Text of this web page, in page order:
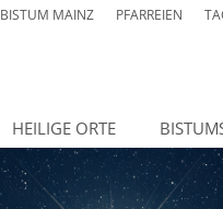
BISTUM MAINZ PFARREIEN
HEILIGE ORTE